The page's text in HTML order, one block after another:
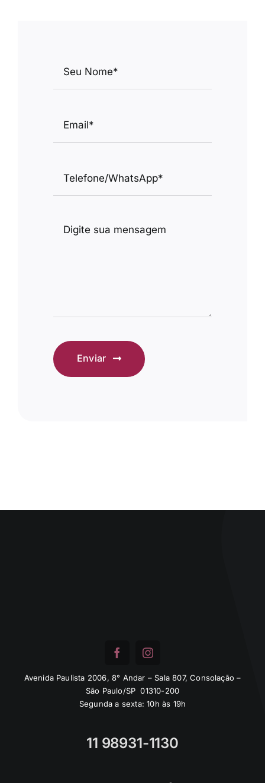
Enviar
Avenida Paulista 2006, 8° Andar – Sala 807, Consolação –
São Paulo/SP 01310-200
Segunda a sexta: 10h às 19h
11 98931-1130